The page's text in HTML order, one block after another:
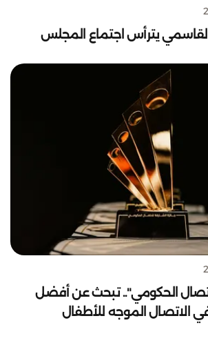
يترأس اجتماع المجلس
الحكومي".. تبحث عن أفضل
في الاتصال الموجه للأطفال